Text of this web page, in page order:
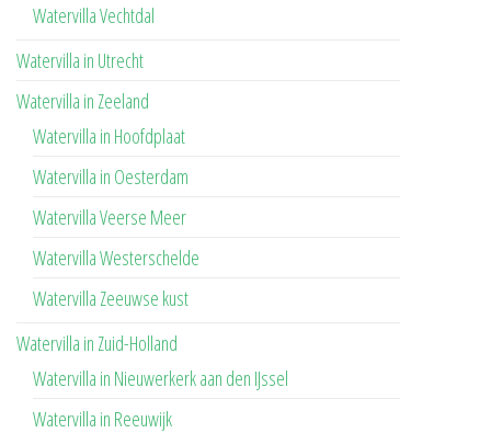
Watervilla Vechtdal
Watervilla in Utrecht
Watervilla in Zeeland
Watervilla in Hoofdplaat
Watervilla in Oesterdam
Watervilla Veerse Meer
Watervilla Westerschelde
Watervilla Zeeuwse kust
Watervilla in Zuid-Holland
Watervilla in Nieuwerkerk aan den IJssel
Watervilla in Reeuwijk